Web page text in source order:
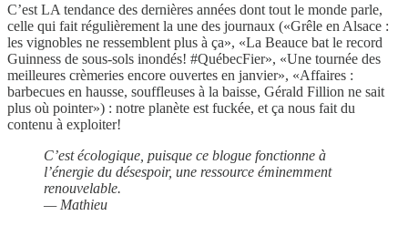
C’est LA tendance des dernières années dont tout le monde parle,
celle qui fait régulièrement la une des journaux («Grêle en Alsace :
les vignobles ne ressemblent plus à ça», «La Beauce bat le record
Guinness de sous-sols inondés! #QuébecFier», «Une tournée des
meilleures crèmeries encore ouvertes en janvier», «Affaires :
barbecues en hausse, souffleuses à la baisse, Gérald Fillion ne sait
plus où pointer») : notre planète est fuckée, et ça nous fait du
contenu à exploiter!
C’est écologique, puisque ce blogue fonctionne à
l’énergie du désespoir, une ressource éminemment
renouvelable.
— Mathieu